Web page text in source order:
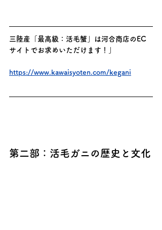
三陸産「最高級：活毛蟹」は河合商店のEC
サイトでお求めいただけます！」
https://www.kawaisyoten.com/kegani
第二部：活毛ガニの歴史と文化